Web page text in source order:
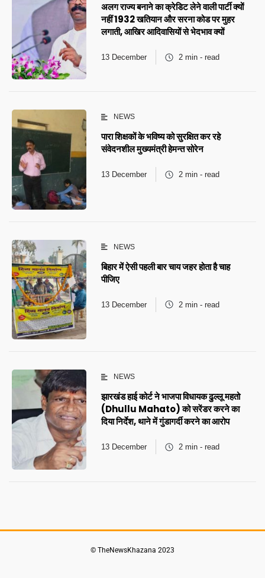
अलग राज्य बनाने का क्रेडिट लेने वाली पार्टी क्यों
नहीं 1932 खतियान और सरना कोड पर मुहर
लगाती, आखिर आदिवासियों से भेदभाव क्यों
13 December 2 min - read
NEWS
पारा शिक्षकों के भविष्य को सुरक्षित कर रहे
संवेदनशील मुख्यमंत्री हेमन्त सोरेन
13 December 2 min - read
NEWS
बिहार में ऐसी पहली बार चाय जहर होता है चाह
पीजिए
13 December 2 min - read
NEWS
झारखंड हाई कोर्ट ने भाजपा विधायक ढुल्लू महतो
(Dhullu Mahato) को सरेंडर करने का
दिया निर्देश, थाने में गुंडागर्दी करने का आरोप
13 December 2 min - read
© TheNewsKhazana 2023